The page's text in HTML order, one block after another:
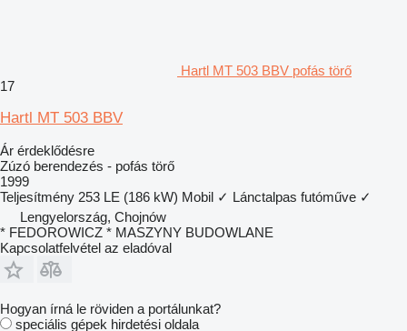
Hartl MT 503 BBV pofás törő
17
Hartl MT 503 BBV
Ár érdeklődésre
Zúzó berendezés - pofás törő
1999
Teljesítmény 253 LE (186 kW) Mobil ✓ Lánctalpas futóműve ✓
Lengyelország, Chojnów
* FEDOROWICZ * MASZYNY BUDOWLANE
Kapcsolatfelvétel az eladóval
Hogyan írná le röviden a portálunkat?
speciális gépek hirdetési oldala